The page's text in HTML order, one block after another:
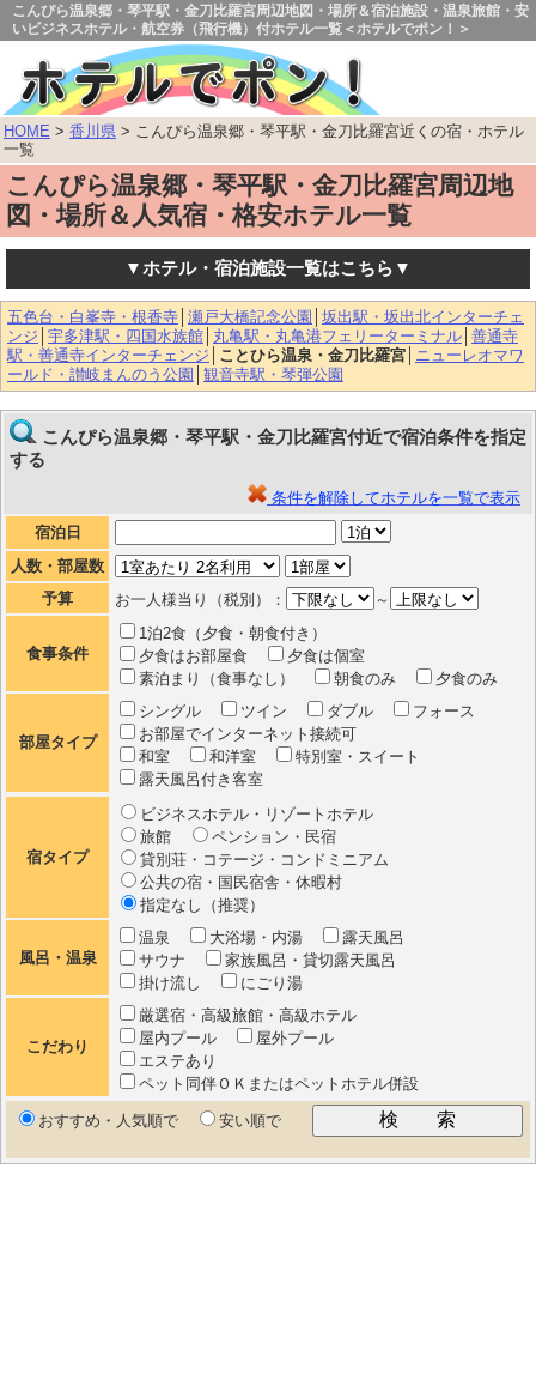
こんぴら温泉郷・琴平駅・金刀比羅宮周辺地図・場所＆宿泊施設・温泉旅館・安
いビジネスホテル・航空券（飛行機）付ホテル一覧＜ホテルでポン！＞
HOME > 香川県 > こんぴら温泉郷・琴平駅・金刀比羅宮近くの宿・ホテル
一覧
こんぴら温泉郷・琴平駅・金刀比羅宮周辺地
図・場所＆人気宿・格安ホテル一覧
▼ホテル・宿泊施設一覧はこちら▼
五色台・白峯寺・根香寺 瀬戸大橋記念公園
坂出駅・坂出北インターチェ
ンジ 宇多津駅・四国水族館 丸亀駅・丸亀港フェリーターミナル 善通寺
駅・善通寺インターチェンジ
ことひら温泉・金刀比羅宮 ニューレオマワ
ールド・讃岐まんのう公園
観音寺駅・琴弾公園
こんぴら温泉郷・琴平駅・金刀比羅宮付近で宿泊条件を指定
する
条件を解除してホテルを一覧で表示
宿泊日
人数・部屋数
予算
お一人様当り（税別）： ～
食事条件
1泊2食（夕食・朝食付き）
夕食はお部屋食
夕食は個室
素泊まり（食事なし）
朝食のみ 夕食のみ
部屋タイプ
シングル ツイン ダブル
フォース
お部屋でインターネット接続可
和室
和洋室
特別室・スイート
露天風呂付き客室
宿タイプ
ビジネスホテル・リゾートホテル
旅館
ペンション・民宿
貸別荘・コテージ・コンドミニアム
公共の宿・国民宿舎・休暇村
指定なし（推奨）
風呂・温泉
温泉 大浴場・内湯
露天風呂
サウナ
家族風呂・貸切露天風呂
掛け流し
にごり湯
こだわり
厳選宿・高級旅館・高級ホテル
屋内プール
屋外プール
エステあり
ペット同伴ＯＫまたはペットホテル併設
おすすめ・人気順で 安い順で